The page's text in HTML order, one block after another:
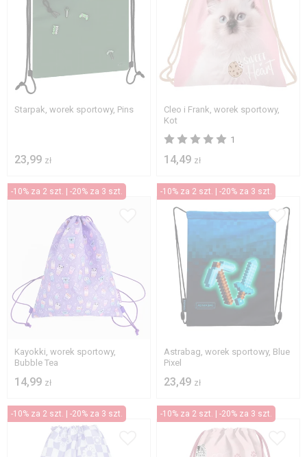
Starpak, worek sportowy, Pins
23,99 zł
Cleo i Frank, worek sportowy,
Kot
1
14,49 zł
-10% za 2 szt. | -20% za 3 szt.
Kayokki, worek sportowy,
Bubble Tea
14,99 zł
-10% za 2 szt. | -20% za 3 szt.
Astrabag, worek sportowy, Blue
Pixel
23,49 zł
-10% za 2 szt. | -20% za 3 szt. -10% za 2 szt. | -20% za 3 szt.